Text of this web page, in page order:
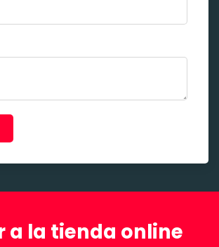
a la tienda online